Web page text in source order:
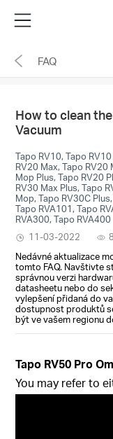
the
navigation
Menu
FAQ
How to clean
Vacuum
Tapo RV10, Tapo
RV20 Max, Tapo RV20
Mop Plus, Tapo RV20
RV30 Max Plus, Tapo
Mop, Tapo RV30C
Tapo RVA101, Tapo
RVA300, Tapo RVA400
11-03-2022
Nedávné aktualizace
tomto FAQ. Navštivte
správnou verzi
datasheetu nebo do
vylepšení přidaná do
dostupnost produktů
být ve vašem regionu
Tapo RV50 Pro
You may refer to